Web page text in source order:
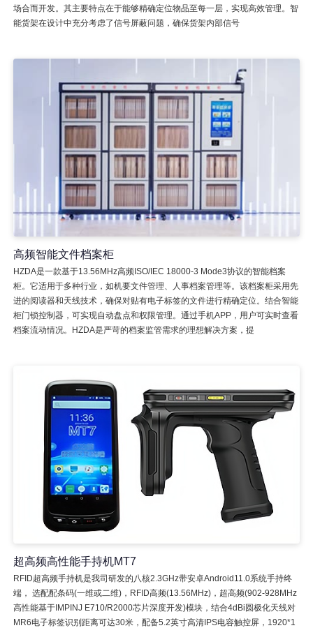
场合而开发。其主要特点在于能够精确定位物品至每一层，实现高效管理。智
能货架在设计中充分考虑了信号屏蔽问题，确保货架内部信号
高频智能文件档案柜
HZDA是一款基于13.56MHz高频ISO/IEC 18000-3 Mode3协议的智能档案
柜。它适用于多种行业，如机要文件管理、人事档案管理等。该档案柜采用先
进的阅读器和天线技术，确保对贴有电子标签的文件进行精确定位。结合智能
柜门锁控制器，可实现自动盘点和权限管理。通过手机APP，用户可实时查看
档案流动情况。HZDA是严苛的档案监管需求的理想解决方案，提
超高频高性能手持机MT7
RFID超高频手持机是我司研发的八核2.3GHz带安卓Android11.0系统手持终
端， 选配配条码(一维或二维)，RFID高频(13.56MHz)，超高频(902-928MHz
高性能基于IMPINJ E710/R2000芯片深度开发)模块，结合4dBi圆极化天线对
MR6电子标签识别距离可达30米，配备5.2英寸高清IPS电容触控屏，1920*1